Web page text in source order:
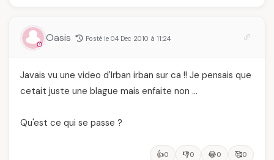
Oasis Posté le 04 Dec 2010 à 11:24
Javais vu une video d'Irban irban sur ca !! Je pensais que
cetait juste une blague mais enfaite non …
Qu'est ce qui se passe ?
👍0 👎0 😂0 🥰0